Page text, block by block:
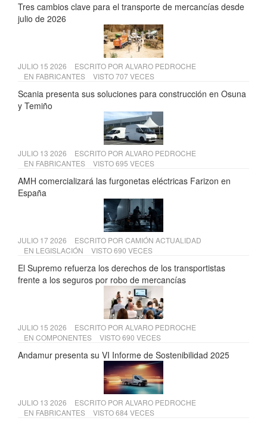
Tres cambios clave para el transporte de mercancías desde
julio de 2026
JULIO 15 2026 ESCRITO POR ALVARO PEDROCHE
EN FABRICANTES VISTO 707 VECES
Scania presenta sus soluciones para construcción en Osuna
y Temiño
JULIO 13 2026 ESCRITO POR ALVARO PEDROCHE
EN FABRICANTES VISTO 695 VECES
AMH comercializará las furgonetas eléctricas Farizon en
España
JULIO 17 2026 ESCRITO POR CAMIÓN ACTUALIDAD
EN LEGISLACIÓN VISTO 690 VECES
El Supremo refuerza los derechos de los transportistas
frente a los seguros por robo de mercancías
JULIO 15 2026 ESCRITO POR ALVARO PEDROCHE
EN COMPONENTES VISTO 690 VECES
Andamur presenta su VI Informe de Sostenibilidad 2025
JULIO 13 2026 ESCRITO POR ALVARO PEDROCHE
EN FABRICANTES VISTO 684 VECES